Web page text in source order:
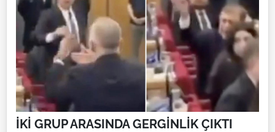
İKİ GRUP ARASINDA GERGİNLİK ÇIKTI